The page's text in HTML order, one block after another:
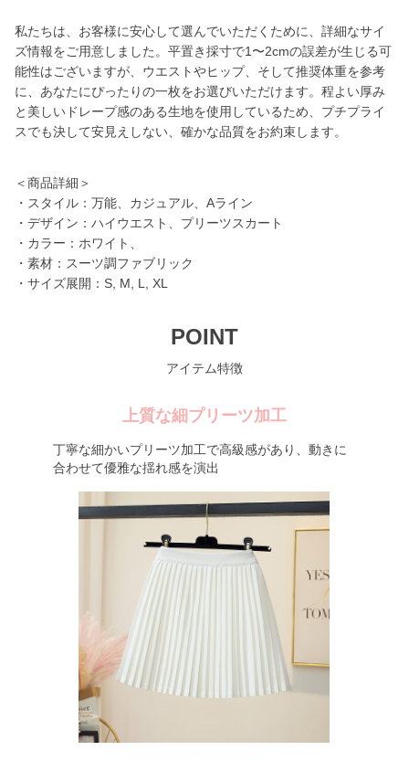
私たちは、お客様に安心して選んでいただくために、詳細なサイ
ズ情報をご用意しました。平置き採寸で1〜2cmの誤差が生じる可
能性はございますが、ウエストやヒップ、そして推奨体重を参考
に、あなたにぴったりの一枚をお選びいただけます。程よい厚み
と美しいドレープ感のある生地を使用しているため、プチプライ
スでも決して安見えしない、確かな品質をお約束します。
＜商品詳細＞
・スタイル：万能、カジュアル、Aライン
・デザイン：ハイウエスト、プリーツスカート
・カラー：ホワイト、
・素材：スーツ調ファブリック
・サイズ展開：S, M, L, XL
POINT
アイテム特徴
上質な細プリーツ加工
丁寧な細かいプリーツ加工で高級感があり、動きに
合わせて優雅な揺れ感を演出